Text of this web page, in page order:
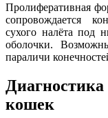
Пролиферативная
сопровождается
сухого налёта под
оболочки.
параличи
Диагностика
кошек